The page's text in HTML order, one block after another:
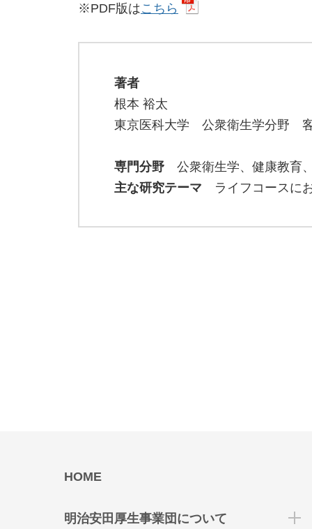
※PDF版はこちら
著者
根本 裕太
東京医科大学 公衆衛生学分野
専門分野 公衆衛生学、健康教育
主な研究テーマ ライフコースに
HOME
明治安田厚生事業団について